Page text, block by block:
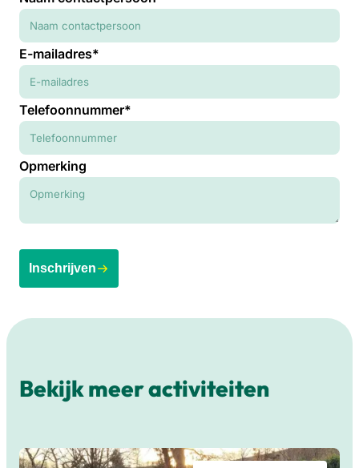
E-mailadres*
Telefoonnummer*
Opmerking
Inschrijven
Bekijk meer activiteiten